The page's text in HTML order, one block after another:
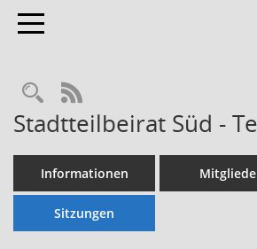
Toggle navigation
Rechercheauswahl
RSS-Feed
Stadtteilbeirat Süd -
Informationen
Sitzungen